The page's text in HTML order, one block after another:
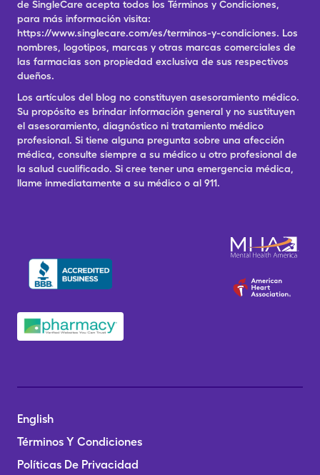
de SingleCare acepta todos los Términos y Condiciones,
para más información visita:
https://www.singlecare.com/es/terminos-y-condiciones. Los
nombres, logotipos, marcas y otras marcas comerciales de
las farmacias son propiedad exclusiva de sus respectivos
dueños.
Los artículos del blog no constituyen asesoramiento médico.
Su propósito es brindar información general y no sustituyen
el asesoramiento, diagnóstico ni tratamiento médico
profesional. Si tiene alguna pregunta sobre una afección
médica, consulte siempre a su médico u otro profesional de
la salud cualificado. Si cree tener una emergencia médica,
llame inmediatamente a su médico o al 911.
English
Términos Y Condiciones
Políticas De Privacidad